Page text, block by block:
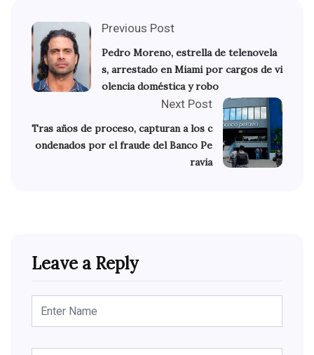
Previous Post
Pedro Moreno, estrella de telenovela
s, arrestado en Miami por cargos de vi
olencia doméstica y robo
Next Post
Tras años de proceso, capturan a los c
ondenados por el fraude del Banco Pe
ravia
Leave a Reply